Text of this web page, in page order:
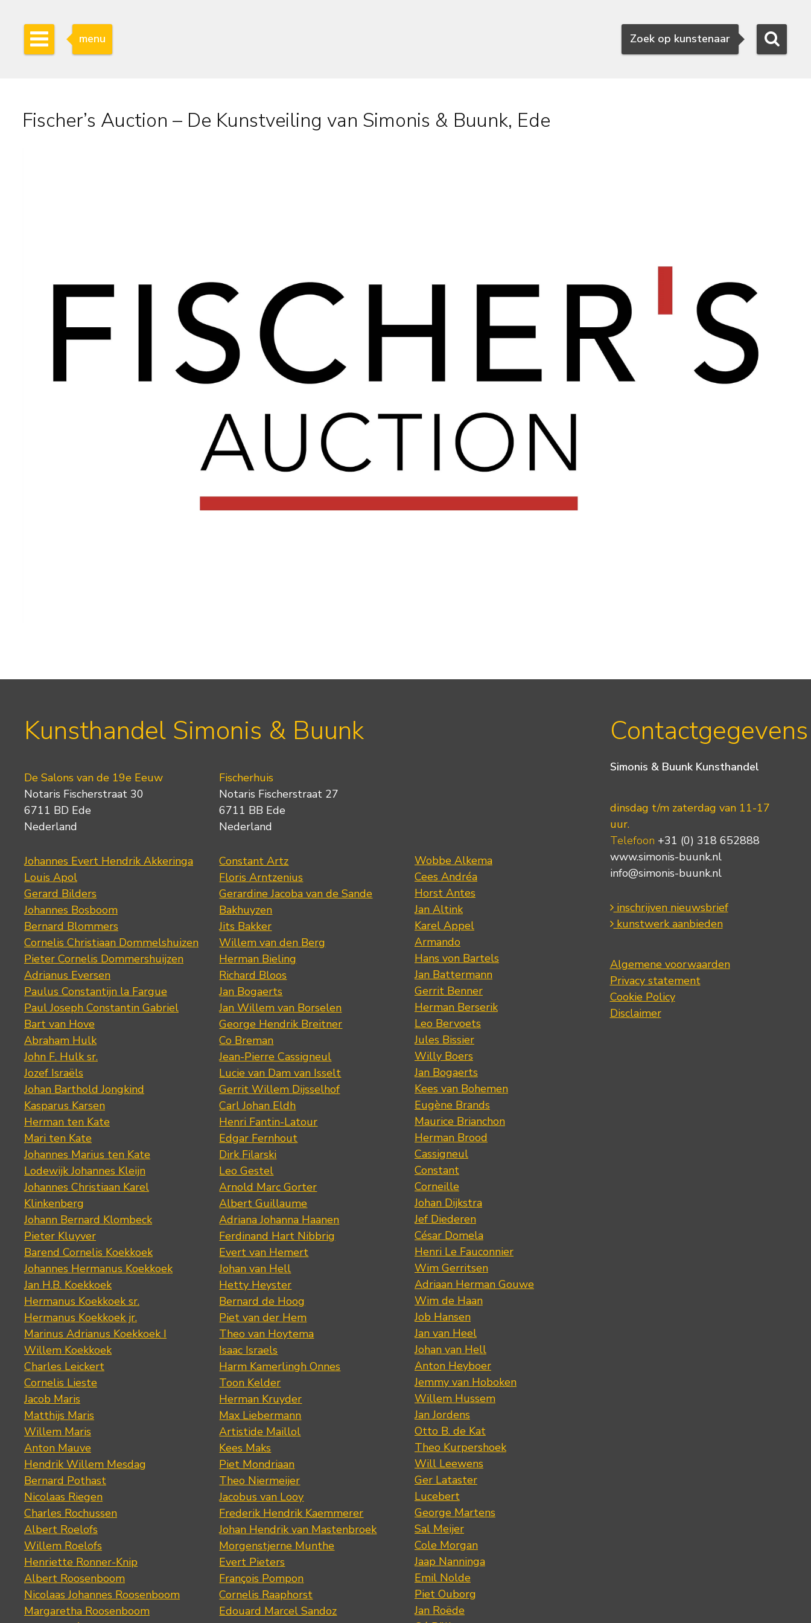
Zoeken
Zoek op kunstenaar
menu
Fischer’s Auction – De Kunstveiling van Simonis & Buunk, Ede
Kunsthandel Simonis & Buunk
De Salons van de 19e Eeuw
Notaris Fischerstraat 30
6711 BD Ede
Nederland
Johannes Evert Hendrik Akkeringa
Louis Apol
Gerard Bilders
Johannes Bosboom
Bernard Blommers
Cornelis Christiaan Dommelshuizen
Pieter Cornelis Dommershuijzen
Adrianus Eversen
Paulus Constantijn la Fargue
Paul Joseph Constantin Gabriel
Bart van Hove
Abraham Hulk
John F. Hulk sr.
Jozef Israëls
Johan Barthold Jongkind
Kasparus Karsen
Herman ten Kate
Mari ten Kate
Johannes Marius ten Kate
Lodewijk Johannes Kleijn
Johannes Christiaan Karel
Klinkenberg
Johann Bernard Klombeck
Pieter Kluyver
Barend Cornelis Koekkoek
Johannes Hermanus Koekkoek
Jan H.B. Koekkoek
Hermanus Koekkoek sr.
Hermanus Koekkoek jr.
Marinus Adrianus Koekkoek I
Willem Koekkoek
Charles Leickert
Cornelis Lieste
Jacob Maris
Matthijs Maris
Willem Maris
Anton Mauve
Hendrik Willem Mesdag
Bernard Pothast
Nicolaas Riegen
Charles Rochussen
Albert Roelofs
Willem Roelofs
Henriette Ronner-Knip
Albert Roosenboom
Nicolaas Johannes Roosenboom
Margaretha Roosenboom
Fischerhuis
Notaris Fischerstraat 27
6711 BB Ede
Nederland
Constant Artz
Floris Arntzenius
Gerardine Jacoba van de Sande
Bakhuyzen
Jits Bakker
Willem van den Berg
Herman Bieling
Richard Bloos
Jan Bogaerts
Jan Willem van Borselen
George Hendrik Breitner
Co Breman
Jean-Pierre Cassigneul
Lucie van Dam van Isselt
Gerrit Willem Dijsselhof
Carl Johan Eldh
Henri Fantin-Latour
Edgar Fernhout
Dirk Filarski
Leo Gestel
Arnold Marc Gorter
Albert Guillaume
Adriana Johanna Haanen
Ferdinand Hart Nibbrig
Evert van Hemert
Johan van Hell
Hetty Heyster
Bernard de Hoog
Piet van der Hem
Theo van Hoytema
Isaac Israels
Harm Kamerlingh Onnes
Toon Kelder
Herman Kruyder
Max Liebermann
Artistide Maillol
Kees Maks
Piet Mondriaan
Theo Niermeijer
Jacobus van Looy
Frederik Hendrik Kaemmerer
Johan Hendrik van Mastenbroek
Morgenstjerne Munthe
Evert Pieters
François Pompon
Cornelis Raaphorst
Edouard Marcel Sandoz
Wobbe Alkema
Cees Andréa
Horst Antes
Jan Altink
Karel Appel
Armando
Hans von Bartels
Jan Battermann
Gerrit Benner
Herman Berserik
Leo Bervoets
Jules Bissier
Willy Boers
Jan Bogaerts
Kees van Bohemen
Eugène Brands
Maurice Brianchon
Herman Brood
Cassigneul
Constant
Corneille
Johan Dijkstra
Jef Diederen
César Domela
Henri Le Fauconnier
Wim Gerritsen
Adriaan Herman Gouwe
Wim de Haan
Job Hansen
Jan van Heel
Johan van Hell
Anton Heyboer
Jemmy van Hoboken
Willem Hussem
Jan Jordens
Otto B. de Kat
Theo Kurpershoek
Will Leewens
Ger Lataster
Lucebert
George Martens
Sal Meijer
Cole Morgan
Jaap Nanninga
Emil Nolde
Piet Ouborg
Jan Roëde
Contactgegevens
Simonis & Buunk Kunsthandel
dinsdag t/m zaterdag van 11-17
uur.
Telefoon +31 (0) 318 652888
www.simonis-buunk.nl
info@simonis-buunk.nl
inschrijven nieuwsbrief
kunstwerk aanbieden
Algemene voorwaarden
Privacy statement
Cookie Policy
Disclaimer